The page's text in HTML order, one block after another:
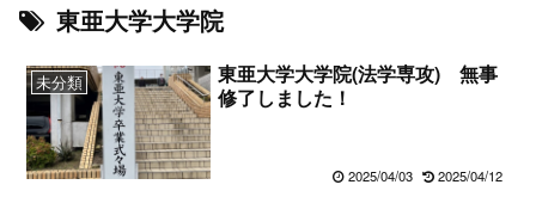
東亜大学大学院
未分類
東亜大学大学院(法学専攻) 無事
修了しました！
2025/04/03 2025/04/12